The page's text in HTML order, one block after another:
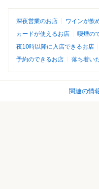
深夜営業のお店 ワインが飲
カードが使えるお店
喫煙の
夜10時以降に入店できるお店
予約のできるお店
落ち着い
関連の情